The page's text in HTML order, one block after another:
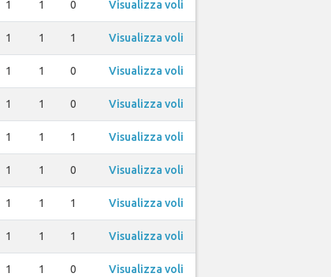
1 1 0 Visualizza voli
1 1 1 Visualizza voli
1 1 0 Visualizza voli
1 1 0 Visualizza voli
1 1 1 Visualizza voli
1 1 0 Visualizza voli
1 1 1 Visualizza voli
1 1 1 Visualizza voli
1 1 0 Visualizza voli